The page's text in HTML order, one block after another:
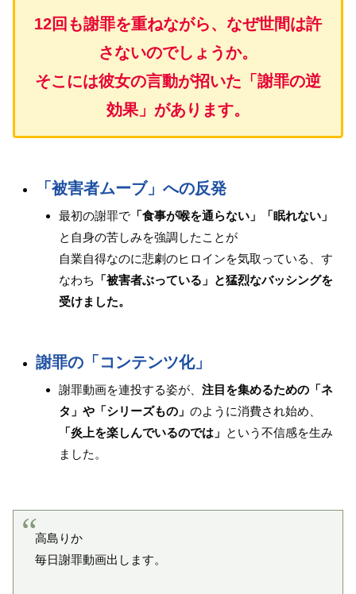
12回も謝罪を重ねながら、なぜ世間は許
さないのでしょうか。
そこには彼女の言動が招いた「謝罪の逆
効果」があります。
「被害者ムーブ」への反発
最初の謝罪で 「食事が喉を通らない」「眠れない」
と自身の苦しみを強調したことが
自業自得なのに悲劇のヒロインを気取っている、す
なわち
「被害者ぶっている」と猛烈なバッシングを
受けました。
謝罪の「コンテンツ化」
謝罪動画を連投する姿が、 注目を集めるための「ネ
タ」や「シリーズもの」 のように消費され始め、
「炎上を楽しんでいるのでは」 という不信感を生み
ました。
高島りか
毎日謝罪動画出します。